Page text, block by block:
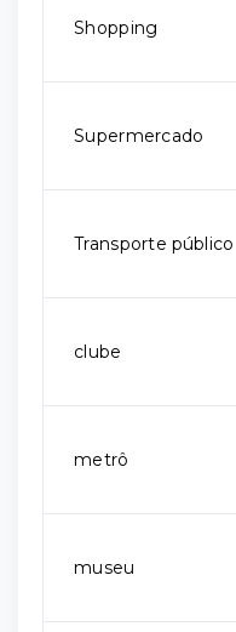
Shopping
Supermercado
Transporte público
clube
metrô
museu